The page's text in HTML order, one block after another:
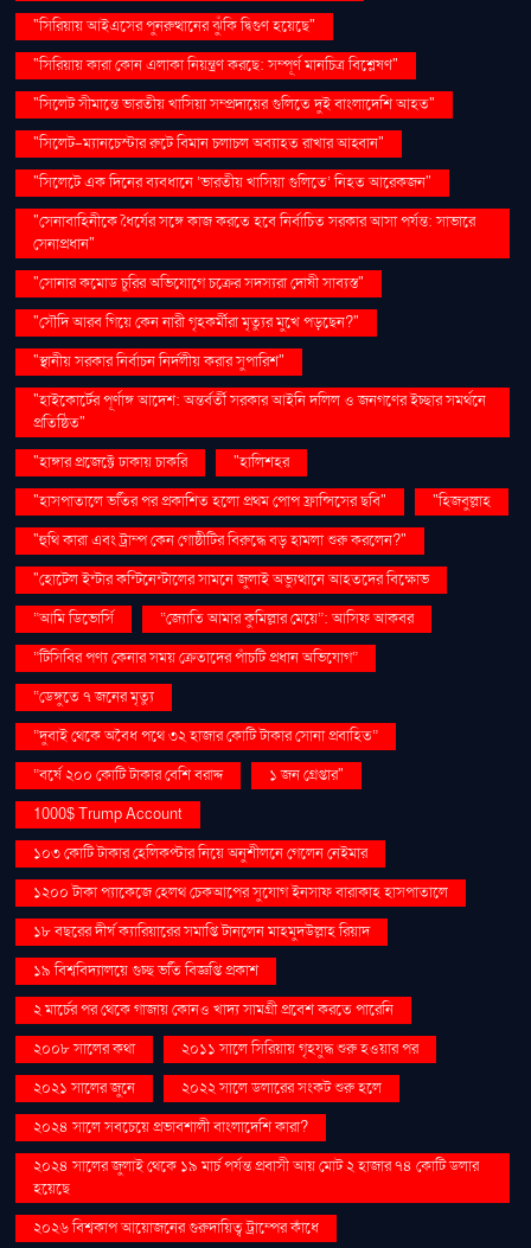
"সিরিয়ায় আইএসের পুনরুত্থানের ঝুঁকি দ্বিগুণ হয়েছে"
"সিরিয়ায় কারা কোন এলাকা নিয়ন্ত্রণ করছে: সম্পূর্ণ মানচিত্র বিশ্লেষণ"
"সিলেট সীমান্তে ভারতীয় খাসিয়া সম্প্রদায়ের গুলিতে দুই বাংলাদেশি আহত"
"সিলেট-ম্যানচেস্টার রুটে বিমান চলাচল অব্যাহত রাখার আহ্বান"
"সিলেটে এক দিনের ব্যবধানে ‘ভারতীয় খাসিয়া গু‌লিতে’ নিহত আরেকজন"
"সেনাবাহিনীকে ধৈর্যের সঙ্গে কাজ করতে হবে নির্বাচিত সরকার আসা পর্যন্ত: সাভারে
সেনাপ্রধান"
"সোনার কমোড চুরির অভিযোগে চক্রের সদস্যরা দোষী সাব্যস্ত"
"সৌদি আরব গিয়ে কেন নারী গৃহকর্মীরা মৃত্যুর মুখে পড়ছেন?"
"স্থানীয় সরকার নির্বাচন নির্দলীয় করার সুপারিশ"
"হাইকোর্টের পূর্ণাঙ্গ আদেশ: অন্তর্বর্তী সরকার আইনি দলিল ও জনগণের ইচ্ছার সমর্থনে
প্রতিষ্ঠিত"
"হাঙ্গার প্রজেক্টে ঢাকায় চাকরি
"হালিশহর
"হাসপাতালে ভর্তির পর প্রকাশিত হলো প্রথম পোপ ফ্রান্সিসের ছবি"
"হিজবুল্লাহ
"হুথি কারা এবং ট্রাম্প কেন গোষ্ঠীটির বিরুদ্ধে বড় হামলা শুরু করলেন?"
"হোটেল ইন্টার কন্টিনেন্টালের সামনে জুলাই অভ্যুত্থানে আহতদের বিক্ষোভ
“আমি ডিভোর্সি
“জ্যোতি আমার কুমিল্লার মেয়ে”: আসিফ আকবর
“টিসিবির পণ্য কেনার সময় ক্রেতাদের পাঁচটি প্রধান অভিযোগ”
“ডেঙ্গুতে ৭ জনের মৃত্যু
“দুবাই থেকে অবৈধ পথে ৩২ হাজার কোটি টাকার সোনা প্রবাহিত”
“বর্ষে ২০০ কোটি টাকার বেশি বরাদ্দ
১ জন গ্রেপ্তার"
1000$ Trump Account
১০৩ কোটি টাকার হেলিকপ্টার নিয়ে অনুশীলনে গেলেন নেইমার
১২০০ টাকা প্যাকেজে হেলথ চেকআপের সুযোগ ইনসাফ বারাকাহ হাসপাতালে
১৮ বছরের দীর্ঘ ক্যারিয়ারের সমাপ্তি টানলেন মাহমুদউল্লাহ রিয়াদ
১৯ বিশ্ববিদ্যালয়ে গুচ্ছ ভর্তি বিজ্ঞপ্তি প্রকাশ
২ মার্চের পর থেকে গাজায় কোনও খাদ্য সামগ্রী প্রবেশ করতে পারেনি
২০০৮ সালের কথা
২০১১ সালে সিরিয়ায় গৃহযুদ্ধ শুরু হওয়ার পর
২০২১ সালের জুনে
২০২২ সালে ডলারের সংকট শুরু হলে
২০২৪ সালে সবচেয়ে প্রভাবশালী বাংলাদেশি কারা?
২০২৪ সালের জুলাই থেকে ১৯ মার্চ পর্যন্ত প্রবাসী আয় মোট ২ হাজার ৭৪ কোটি ডলার
হয়েছে
২০২৬ বিশ্বকাপ আয়োজনের গুরুদায়িত্ব ট্রাম্পের কাঁধে